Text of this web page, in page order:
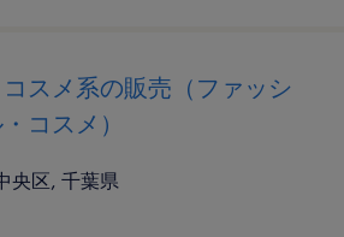
スメ系の販売（ファッシ
コスメ）
央区, 千葉県